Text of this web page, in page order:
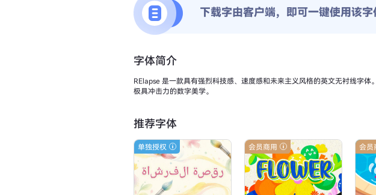
下载字由客户端，即可一键使用该字
字体简介
RElapse 是一款具有强烈科技感、速度感和未来主义风格的英文无衬线字
极具冲击力的数字美学。
推荐字体
单独授权 会员商用 会员